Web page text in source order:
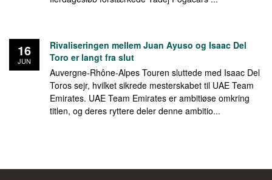
16
JUN
Rivaliseringen mellem Juan Ayuso og Isaac Del
Toro er langt fra slut
Auvergne-Rhône-Alpes Touren sluttede med Isaac Del
Toros sejr, hvilket sikrede mesterskabet til UAE Team
Emirates. UAE Team Emirates er ambitiøse omkring
titlen, og deres ryttere deler denne ambitio...